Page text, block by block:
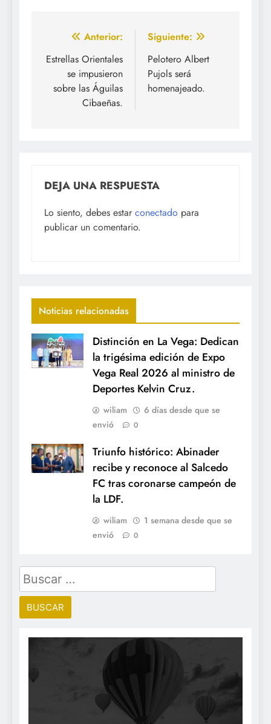
Navegación
de
entradas
Anterior:
Estrellas Orientales
se impusieron
sobre las Águilas
Cibaeñas.
Siguiente:
Pelotero Albert
Pujols será
homenajeado.
DEJA UNA RESPUESTA
Lo siento, debes estar conectado para
publicar un comentario.
Noticias relacionadas
Distinción en La Vega: Dedican
la trigésima edición de Expo
Vega Real 2026 al ministro de
Deportes Kelvin Cruz.
wiliam
6 días desde que se
envió
0
Triunfo histórico: Abinader
recibe y reconoce al Salcedo
FC tras coronarse campeón de
la LDF.
wiliam
1 semana desde que se
envió
0
Buscar: